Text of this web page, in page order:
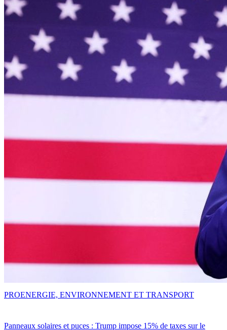
Panneaux solaires et puces : Trump impose 15% de taxes sur le
PROENERGIE, ENVIRONNEMENT ET TRANSPORT